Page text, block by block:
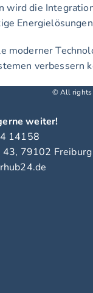
wird die
moderner
verbessern
© All rights
weiter!
14158
43, 79102 Freiburg